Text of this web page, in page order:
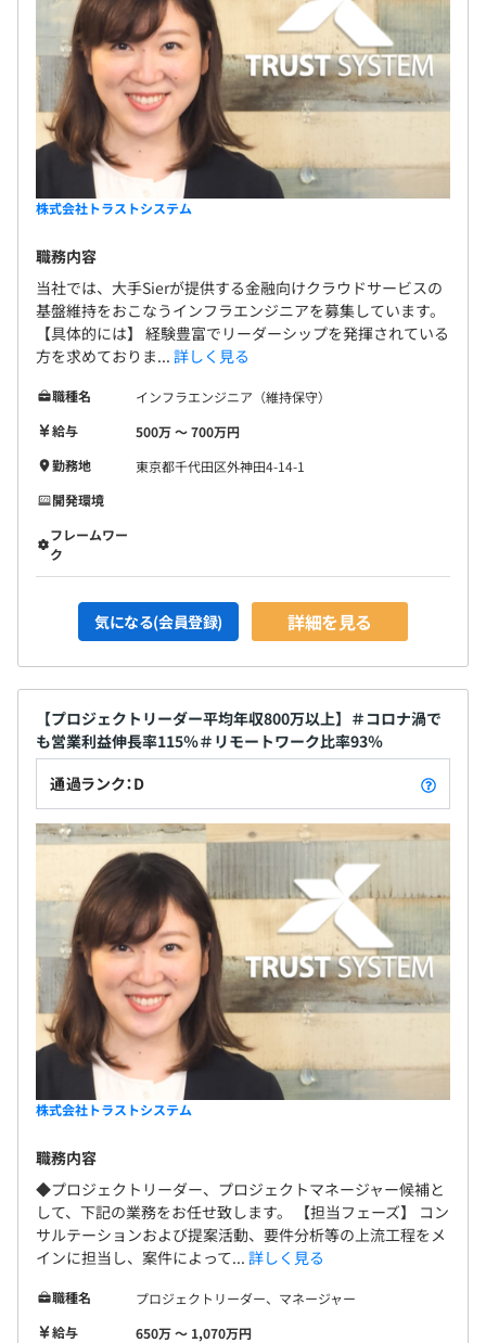
株式会社トラストシステム
職務内容
当社では、大手Sierが提供する金融向けクラウドサービスの
基盤維持をおこなうインフラエンジニアを募集しています。
【具体的には】 経験豊富でリーダーシップを発揮されている
方を求めておりま... 詳しく見る
職種名
インフラエンジニア（維持保守）
給与
500万 〜 700万円
勤務地
東京都千代田区外神田4-14-1
開発環境
フレームワー
ク
気になる(会員登録) 詳細を見る
【プロジェクトリーダー平均年収800万以上】＃コロナ渦で
も営業利益伸長率115％＃リモートワーク比率93％
通過ランク：D
株式会社トラストシステム
職務内容
◆プロジェクトリーダー、プロジェクトマネージャー候補と
して、下記の業務をお任せ致します。 【担当フェーズ】 コン
サルテーションおよび提案活動、要件分析等の上流工程をメ
インに担当し、案件によって... 詳しく見る
職種名
プロジェクトリーダー、マネージャー
給与
650万 〜 1,070万円